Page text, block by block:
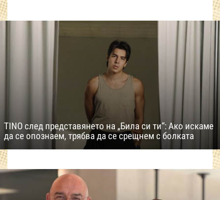
TINO след представянето на „Била си ти“: Ако искаме
да се опознаем, трябва да се срещнем с болката